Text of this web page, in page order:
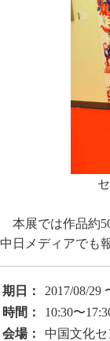
本展では作品約
中日メディアでも
期日：
2017/08/29
時間：
10:30〜
会場：
中国文化